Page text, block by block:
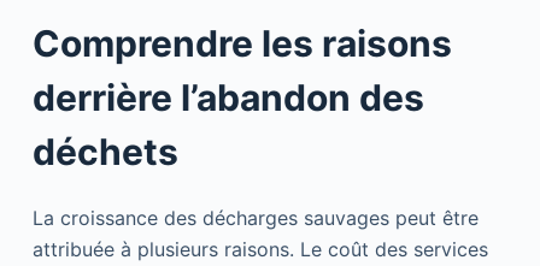
Comprendre les raisons
derrière l’abandon des
déchets
La croissance des décharges sauvages peut être
attribuée à plusieurs raisons. Le coût des services